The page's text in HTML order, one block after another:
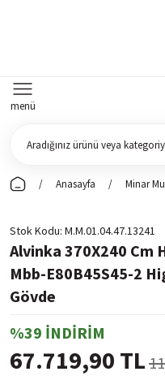
menü
Anasayfa Minar
Stok Kodu M.M.01.04.47.13241
Alvinka 370X240 Cm
Mbb-E80B45S45-2
Gövde
%39 İNDİRİM
67.719,90 TL